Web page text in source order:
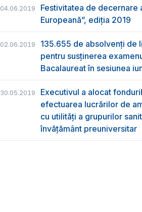
04.06.2019
Festivitatea de decernare
Europeană”, ediția 2019
02.06.2019
135.655 de absolvenţi de
pentru susţinerea
Bacalaureat în sesiunea
30.05.2019
Executivul a alocat
efectuarea lucrărilor de
cu utilități a grupurilor
învățământ preuniversitar